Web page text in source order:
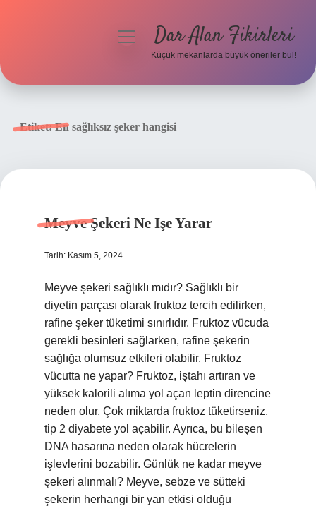
menüyüDar Alan Fikirleri
Küçük mekanlarda büyük öneriler bul!
Etiket:En sağlıksız şeker hangisi
Meyve Şekeri Ne Işe Yarar
Tarih: Kasım 5, 2024
Meyve şekeri sağlıklı mıdır? Sağlıklı bir
diyetin parçası olarak fruktoz tercih edilirken,
rafine şeker tüketimi sınırlıdır. Fruktoz vücuda
gerekli besinleri sağlarken, rafine şekerin
sağlığa olumsuz etkileri olabilir. Fruktoz
vücutta ne yapar? Fruktoz, iştahı artıran ve
yüksek kalorili alıma yol açan leptin direncine
neden olur. Çok miktarda fruktoz tüketirseniz,
tip 2 diyabete yol açabilir. Ayrıca, bu bileşen
DNA hasarına neden olarak hücrelerin
işlevlerini bozabilir. Günlük ne kadar meyve
şekeri alınmalı? Meyve, sebze ve sütteki
şekerin herhangi bir yan etkisi olduğu